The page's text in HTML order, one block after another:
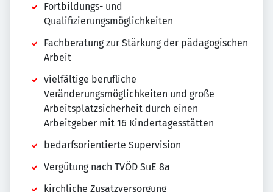
Fortbildungs- und
Qualifizierungsmöglichkeiten
Fachberatung zur Stärkung der pädagogischen
Arbeit
vielfältige berufliche
Veränderungsmöglichkeiten und große
Arbeitsplatzsicherheit durch einen
Arbeitgeber mit 16 Kindertagesstätten
bedarfsorientierte Supervision
Vergütung nach TVÖD SuE 8a
kirchliche Zusatzversorgung